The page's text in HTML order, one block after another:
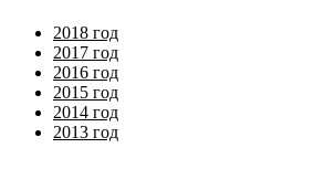
2018 год
2017 год
2016 год
2015 год
2014 год
2013 год